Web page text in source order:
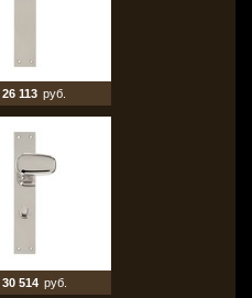
26 113 руб.
30 514 руб.